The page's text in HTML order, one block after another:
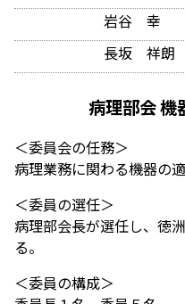
岩谷 幸
長坂 祥朗
病理部会 機
＜委員会の任務＞
病理業務に関わる機器の
＜委員の選任＞
病理部会長が選任し、徳
る。
＜委員の構成＞